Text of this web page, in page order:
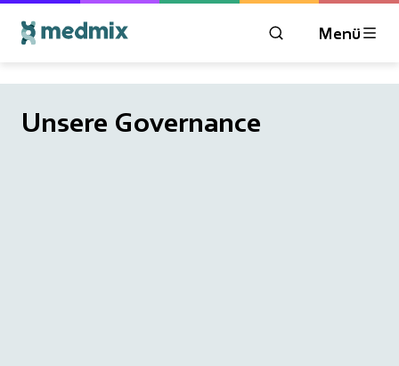
ÖFFNEN SIE DAS
Menü
Unsere Governance